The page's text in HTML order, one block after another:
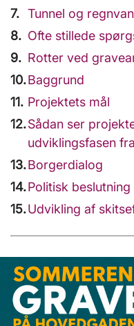
Tunnel og
Ofte stillede
Rotter ved
Baggrund
Projektets mål
Sådan ser projektets overordnede proces ud i
udviklingsfasen
Borgerdialog
Politisk
Udvikling af